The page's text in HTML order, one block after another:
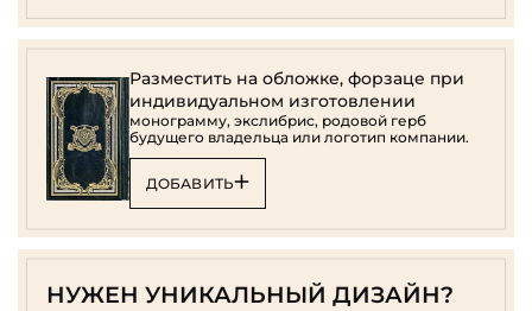
Разместить на обложке, форзаце при
индивидуальном изготовлении
монограмму, экслибрис, родовой герб
будущего владельца или логотип компании.
ДОБАВИТЬ
НУЖЕН УНИКАЛЬНЫЙ ДИЗАЙН?